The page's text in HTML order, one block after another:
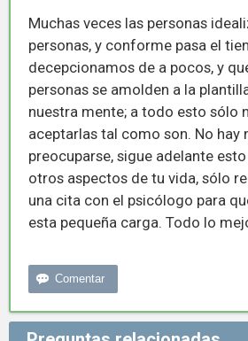
Muchas veces las personas
personas, y conforme pasa el
decepcionamos de a pocos, y
personas se amolden a la
nuestra mente; a todo esto sólo
aceptarlas tal como son. No hay
preocuparse, sigue adelante
otros aspectos de tu vida, sólo
una cita con el psicólogo para
esta pequeña carga. Todo lo